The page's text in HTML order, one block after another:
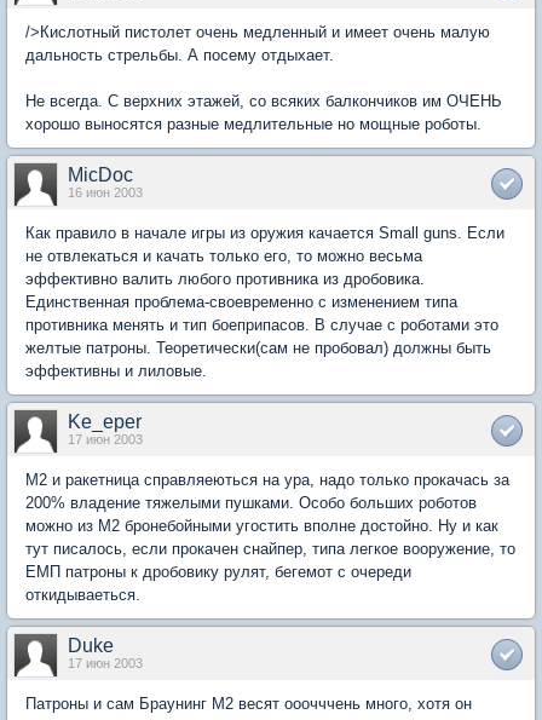
/>Кислотный пистолет очень медленный и имеет очень малую
дальность стрельбы. А посему отдыхает.
Не всегда. С верхних этажей, со всяких балкончиков им ОЧЕНЬ
хорошо выносятся разные медлительные но мощные роботы.
MicDoc
16 июн 2003
Как правило в начале игры из оружия качается Small guns. Если
не отвлекаться и качать только его, то можно весьма
эффективно валить любого противника из дробовика.
Единственная проблема-своевременно с изменением типа
противника менять и тип боеприпасов. В случае с роботами это
желтые патроны. Теоретически(сам не пробовал) должны быть
эффективны и лиловые.
Ke_eper
17 июн 2003
М2 и ракетница справляеються на ура, надо только прокачась за
200% владение тяжелыми пушками. Особо больших роботов
можно из М2 бронебойными угостить вполне достойно. Ну и как
тут писалось, если прокачен снайпер, типа легкое вооружение, то
ЕМП патроны к дробовику рулят, бегемот с очереди
откидываеться.
Duke
17 июн 2003
Патроны и сам Браунинг М2 весят ооочччень много, хотя он